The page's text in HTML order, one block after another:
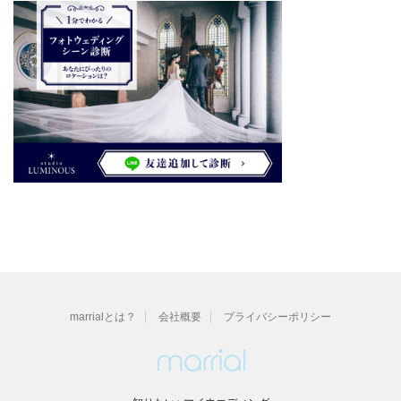
marrialとは？ 会社概要 プライバシーポリシー